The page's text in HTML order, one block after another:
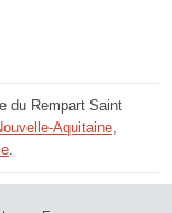
du Rempart Saint
Aquitaine